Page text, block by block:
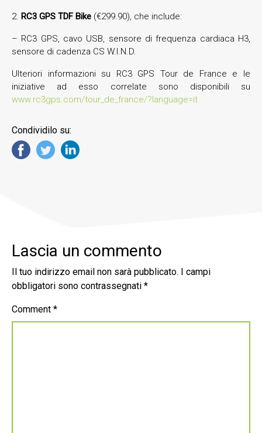
2. RC3 GPS TDF Bike (€299.90), che include:
– RC3 GPS, cavo USB, sensore di frequenza cardiaca H3,
sensore di cadenza CS W.I.N.D.
Ulteriori informazioni su RC3 GPS Tour de France e le
iniziative ad esso correlate sono disponibili su
www.rc3gps.com/tour_de_france/?language=it
Condividilo su:
Lascia un commento
Il tuo indirizzo email non sarà pubblicato.
I campi
obbligatori sono contrassegnati *
Comment *